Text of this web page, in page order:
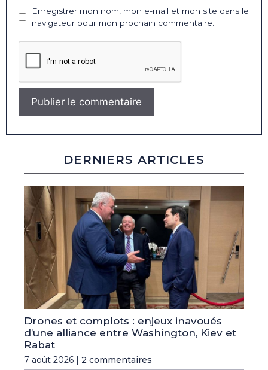
Enregistrer mon nom, mon e-mail et mon site dans le
navigateur pour mon prochain commentaire.
DERNIERS ARTICLES
Drones et complots : enjeux inavoués
d’une alliance entre Washington, Kiev et
Rabat
7 août 2026 | 2 commentaires